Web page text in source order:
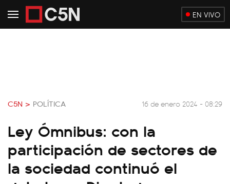
EN VIVO
C5N > POLÍTICA 16 de enero 2024 - 08:29
Ley Ómnibus: con la
participación de sectores de
la sociedad continuó el